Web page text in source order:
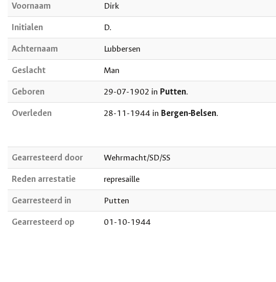
Voornaam
Dirk
Initialen
D.
Achternaam
Lubbersen
Geslacht
Man
Geboren
29-07-1902 in Putten.
Overleden
28-11-1944 in Bergen-Belsen.
Gearresteerd door
Wehrmacht/SD/SS
Reden arrestatie
represaille
Gearresteerd in
Putten
Gearresteerd op
01-10-1944